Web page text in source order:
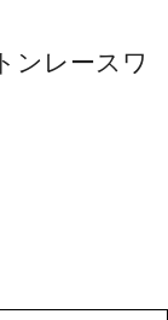
ンレースワ